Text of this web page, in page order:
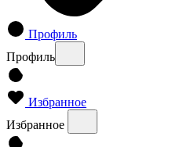
Профиль
Профиль
Избранное
Избранное